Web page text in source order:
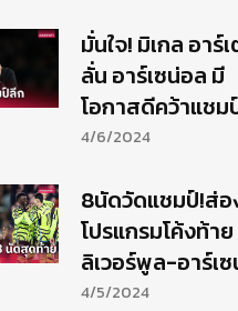
มั่นใจ! มิเกล อาร์
ลั่น อาร์เซน่อล มี
โอกาสดีคว้าแชม
ลีก, อัปเดตความ
4/6/2024
8นัดวัดแชมป์!ส่อ
โปรแกรมโค้งท้าย
ลิเวอร์พูล-อาร์เ
อล-แมนซิตี้
4/5/2024